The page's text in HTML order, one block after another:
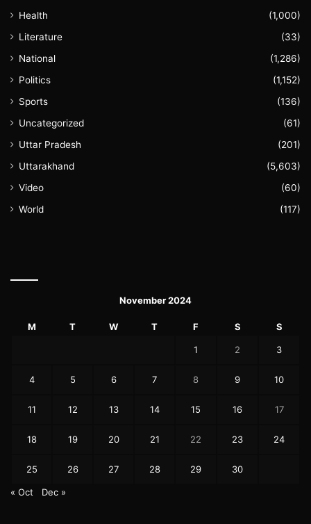
Health
(1,000)
Literature
(33)
National
(1,286)
Politics
(1,152)
Sports
(136)
Uncategorized
(61)
Uttar Pradesh
(201)
Uttarakhand
(5,603)
Video
(60)
World
(117)
November 2024
M T W T F S S
1 2 3
4 5 6 7 8 9 10
11 12 13 14 15 16 17
18 19 20 21 22 23 24
25 26 27 28 29 30
« Oct Dec »